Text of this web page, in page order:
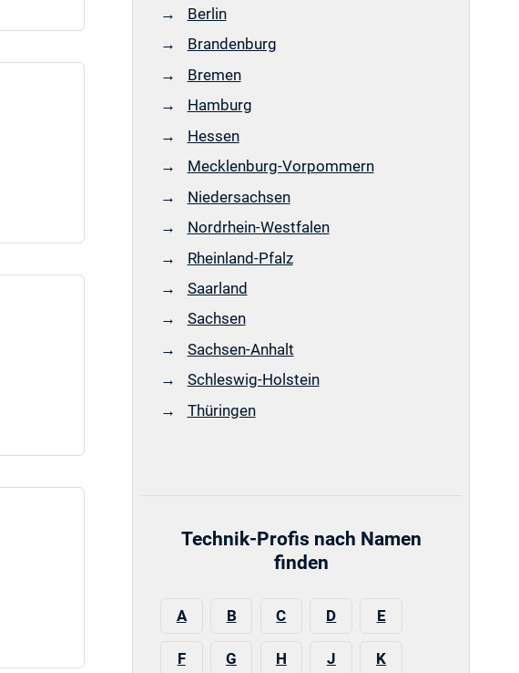
Berlin
Brandenburg
Bremen
Hamburg
Hessen
Mecklenburg-Vorpommern
Niedersachsen
Nordrhein-Westfalen
Rheinland-Pfalz
Saarland
Sachsen
Sachsen-Anhalt
Schleswig-Holstein
Thüringen
Technik-Profis nach Namen
finden
A B C D E
F G H J K